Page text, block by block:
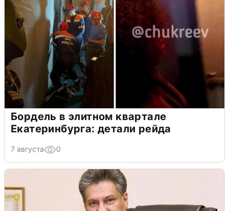
Бордель в элитном квартале
Екатеринбурга: детали рейда
7 августа 0